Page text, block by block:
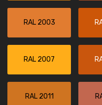
RAL 2003
RAL 2007
RAL 2011